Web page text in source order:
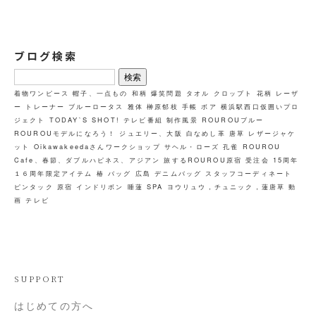
ブログ検索
検
索:
着物ワンピース 帽子、一点もの 和柄 爆笑問題 タオル クロップト 花柄 レーザ
ー
トレーナー ブルーロータス 雅体 榊原郁枝 手帳 ボア 横浜駅西口仮囲いプロ
ジェクト
TODAY`S SHOT! テレビ番組 制作風景 ROUROUブルー
ROUROUモデルになろう！
ジュエリー、大阪 白なめし革 唐草 レザージャケ
ット
Oikawakeedaさんワークショップ サヘル・ローズ 孔雀 ROUROU
Cafe、春節、ダブルハピネス、アジアン 旅するROUROU原宿 受注会 15周年
１６周年限定アイテム
椿 バッグ 広島 デニムバッグ スタッフコーディネート
ピンタック
原宿 インドリボン 睡蓮 SPA ヨウリュウ，チュニック，蓮唐草 動
画 テレビ
SUPPORT
はじめての方へ